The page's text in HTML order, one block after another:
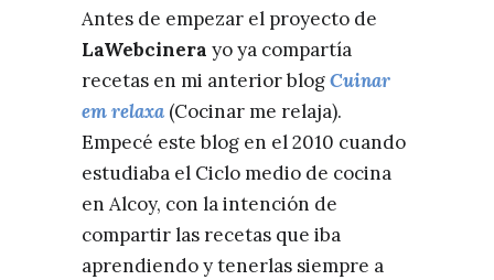
Antes de empezar el proyecto de
LaWebcinera yo ya compartía
recetas en mi anterior blogCuinar
em relaxa (Cocinar me relaja).
Empecé este blog en el 2010 cuando
estudiaba el Ciclo medio de cocina
en Alcoy, con la intención de
compartir las recetas que iba
aprendiendo y tenerlas siempre a